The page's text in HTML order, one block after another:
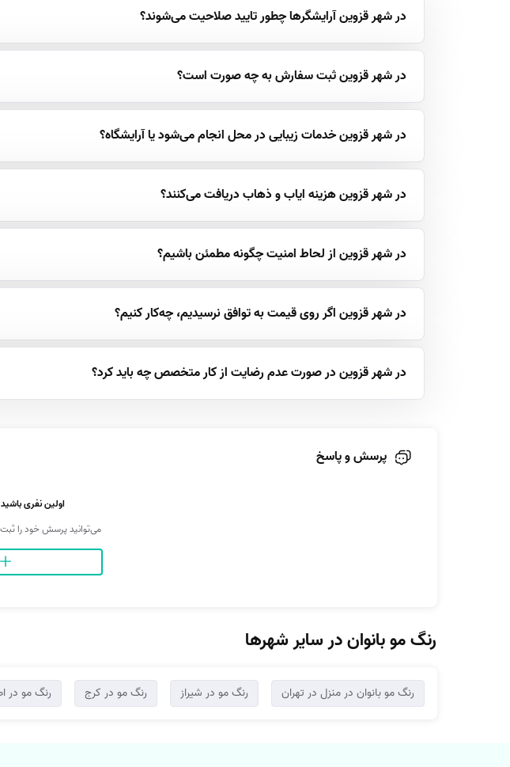
در شهر قزوین آرایشگرها چطور تایید صلاحیت می‌شوند؟
در شهر قزوین ثبت سفارش به چه صورت است؟
در شهر قزوین خدمات زیبایی در محل انجام می‌شود یا آرایشگاه؟
در شهر قزوین هزینه ایاب و ذهاب دریافت می‌کنند؟
در شهر قزوین از لحاط امنیت چگونه مطمئن باشیم؟
در شهر قزوین اگر روی قیمت به توافق نرسیدیم، چه‌کار کنیم؟
در شهر قزوین در صورت عدم رضایت از کار متخصص چه باید کرد؟
پرسش و پاسخ
اولین نفری
می‌توانید پرسش خود را ثبت
رنگ مو بانوان در سایر شهرها
رنگ مو بانوان در منزل در تهران رنگ مو در شیراز رنگ مو در کرج رنگ مو در